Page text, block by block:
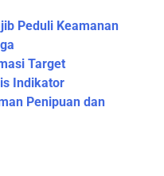
Peduli Keamanan
Target
Indikator
Penipuan dan